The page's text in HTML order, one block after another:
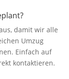
damit wir alle
Umzug
Einfach auf
kontaktieren.